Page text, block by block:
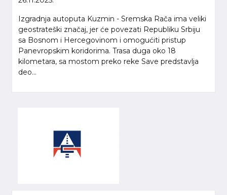
Izgradnja autoputa Kuzmin - Sremska Rača ima veliki
geostrateški značaj, jer će povezati Republiku Srbiju
sa Bosnom i Hercegovinom i omogućiti pristup
Panevropskim koridorima. Trasa duga oko 18
kilometara, sa mostom preko reke Save predstavlja
deo...